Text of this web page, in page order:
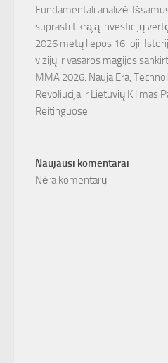
Fundamentali analizė:
suprasti tikrąją investicijų
2026 metų liepos 16-oji:
vizijų ir vasaros magijos
MMA 2026: Nauja Era,
Revoliucija ir Lietuvių Kilimas
Reitinguose
Naujausi komentarai
Nėra komentarų.